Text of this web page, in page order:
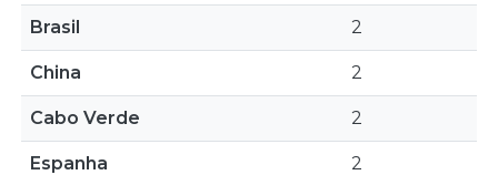
Brasil 2
China 2
Cabo Verde 2
Espanha 2